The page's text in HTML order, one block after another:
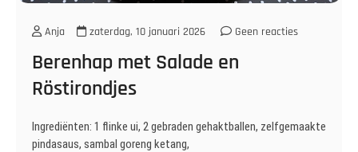
Anja zaterdag, 10 januari 2026 Geen reacties
Berenhap met Salade en
Röstirondjes
Ingrediënten: 1 flinke ui, 2 gebraden gehaktballen, zelfgemaakte
pindasaus, sambal goreng ketang,